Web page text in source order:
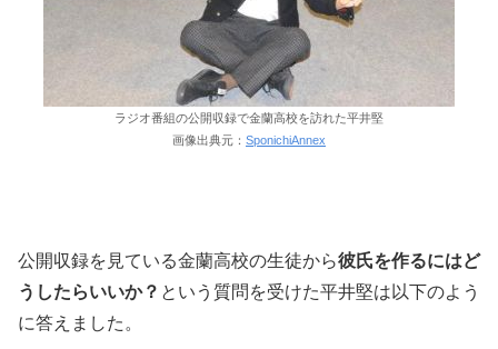
ラジオ番組の公開収録で金蘭高校を訪れた平井堅
画像出典元： SponichiAnnex
公開収録を見ている金蘭高校の生徒から彼氏を作るにはど
うしたらいいか？ という質問を受けた平井堅は以下のよう
に答えました。